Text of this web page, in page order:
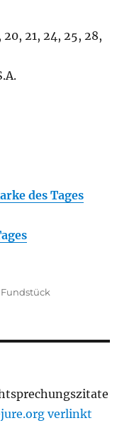
20, 21, 24, 25, 28,
des Tages
Categories
Fundstück
verlinkt